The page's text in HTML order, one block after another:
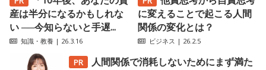
産は半分になるかもしれな
い ──今知らないと手遅...
知識・教養 | 26.3.16
に変えることで起こる人間
関係の変化とは？
ビジネス | 26.2.5
人間関係で消耗しないためにまず満た